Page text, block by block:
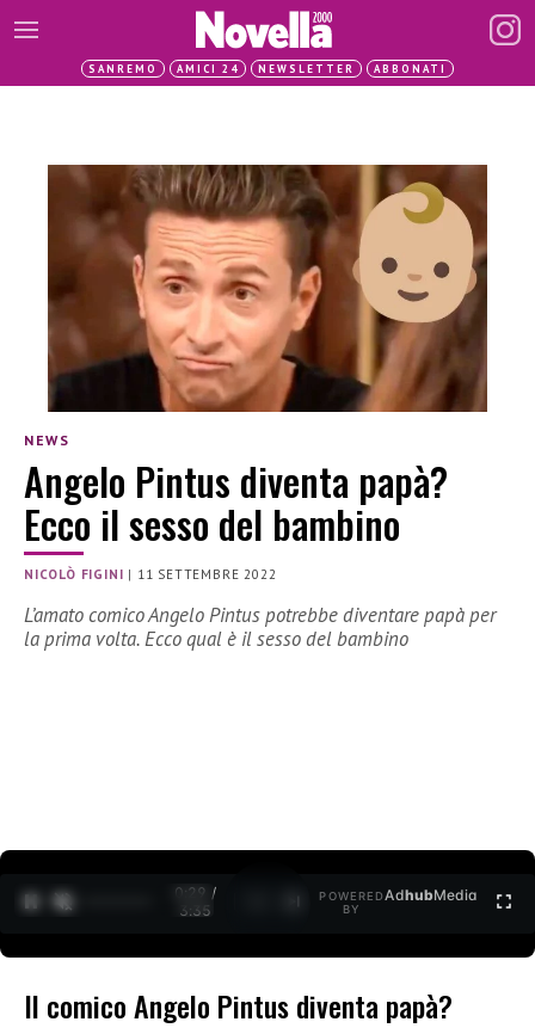
SANREMO AMICI 24 NEWSLETTER ABBONATI
NEWS
Angelo Pintus diventa papà?
Ecco il sesso del bambino
NICOLÒ FIGINI | 11 SETTEMBRE 2022
L’amato comico Angelo Pintus potrebbe diventare papà per
la prima volta. Ecco qual è il sesso del bambino
0:30 /
3:35
POWERED
BY
AdhubMedia
Il comico Angelo Pintus diventa papà?